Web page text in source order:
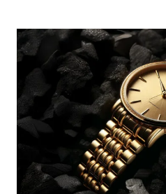
JAK
MARKI